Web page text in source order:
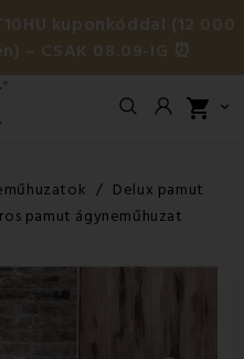
kuponkóddal (12 000
– CSAK 08.09-IG ⏰
shopping_cart 
Delux pamut
pamut ágyneműhuzat